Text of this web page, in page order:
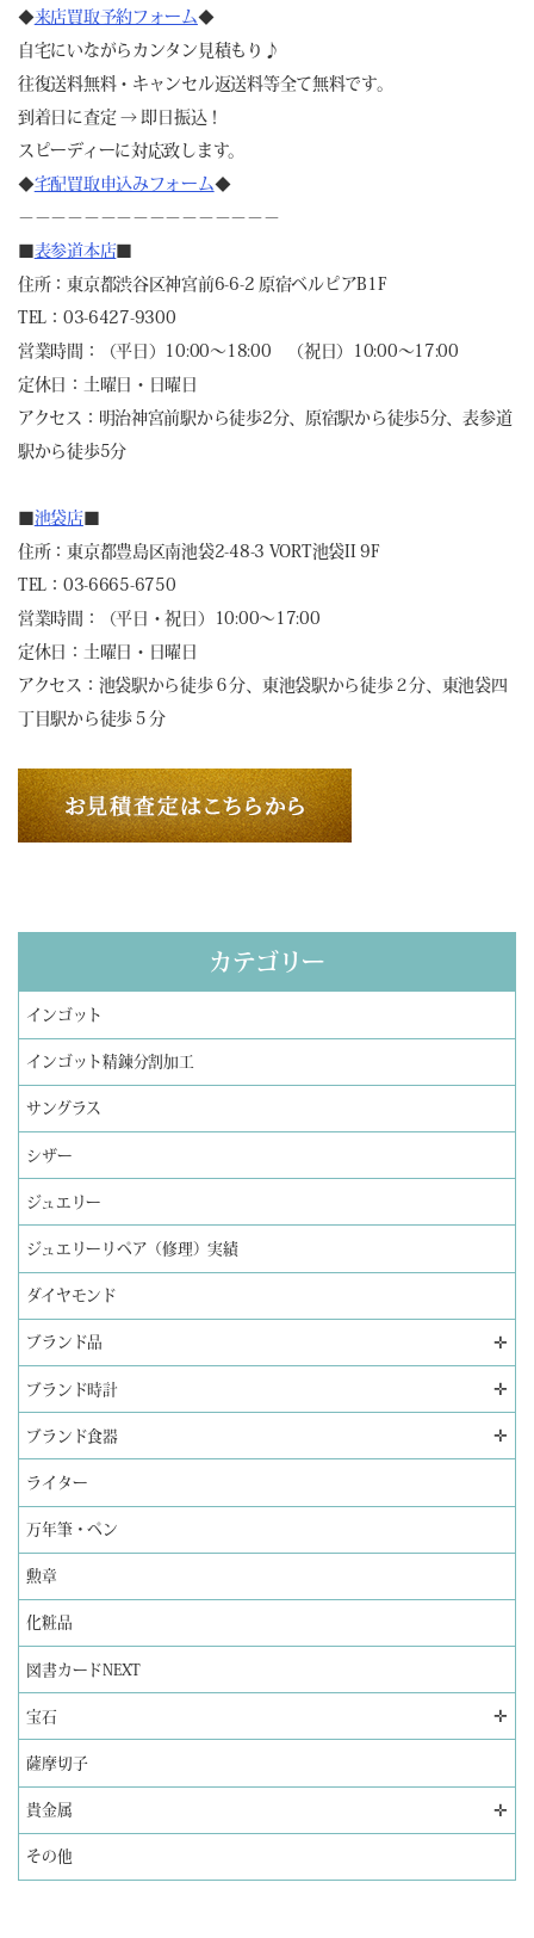
◆来店買取予約フォーム◆
自宅にいながらカンタン見積もり♪
往復送料無料・キャンセル返送料等全て無料です。
到着日に査定 → 即日振込！
スピーディーに対応致します。
◆宅配買取申込みフォーム◆
－－－－－－－－－－－－－－－－
表参道本店
住所：東京都渋谷区神宮前6-6-2 原宿ベルピアB1F
TEL：03-6427-9300
営業時間：（平日）10:00～18:00 （祝日）10:00～17:00
定休日：土曜日・日曜日
アクセス：明治神宮前駅から徒歩2分、原宿駅から徒歩5分、表参道
駅から徒歩5分
池袋店
住所：東京都豊島区南池袋2-48-3 VORT池袋II 9F
TEL：03-6665-6750
営業時間：（平日・祝日）10:00～17:00
定休日：土曜日・日曜日
アクセス：池袋駅から徒歩６分、東池袋駅から徒歩２分、東池袋四
丁目駅から徒歩５分
カテゴリー
インゴット
インゴット精錬分割加工
サングラス
シザー
ジュエリー
ジュエリーリペア（修理）実績
ダイヤモンド
ブランド品 ✛
ブランド時計 ✛
ブランド食器 ✛
ライター
万年筆・ペン
勲章
化粧品
図書カードNEXT
宝石 ✛
薩摩切子
貴金属 ✛
その他